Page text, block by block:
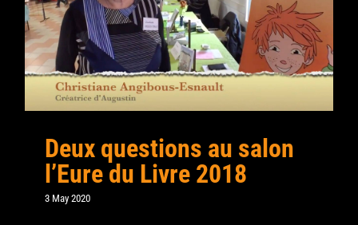
Contact
Search
Deux questions au salon
l’Eure du Livre 2018
3 May 2020